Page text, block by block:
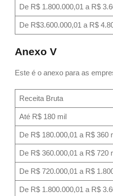
De R$ 1.800.000,01 a R$
De R$3.600.000,01 a R$
Anexo V
Este é o anexo para as
Receita Bruta
Até R$ 180 mil
De R$ 180.000,01 a R$ 360
De R$ 360.000,01 a R$ 720
De R$ 720.000,01 a R$
De R$ 1.800.000,01 a R$